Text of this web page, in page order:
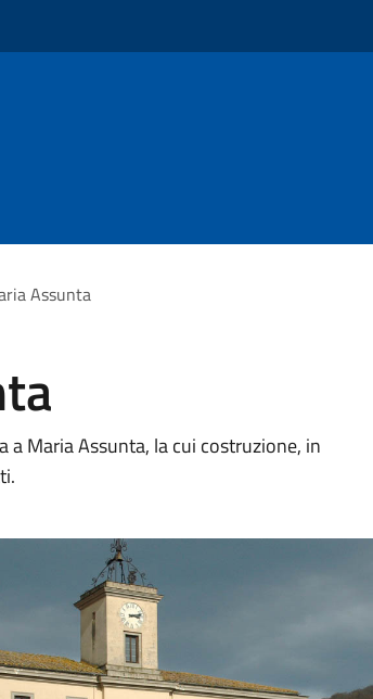
Assunta
a Maria Assunta, la cui costruzione, in